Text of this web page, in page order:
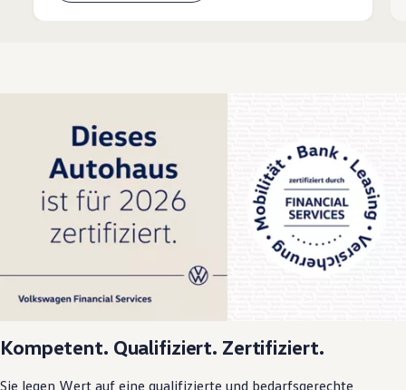
Kompetent. Qualifiziert. Zertifiziert.
Sie legen Wert auf eine qualifizierte und bedarfsgerechte